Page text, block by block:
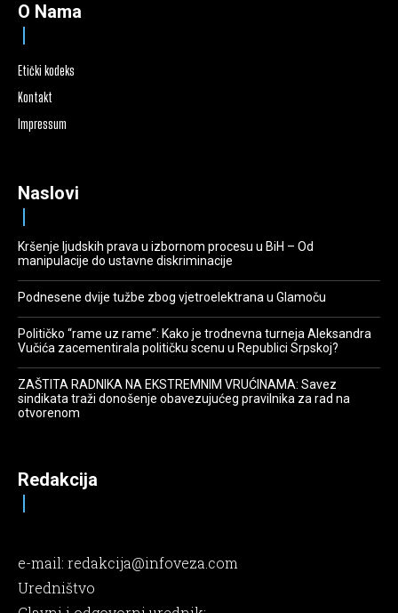
O Nama
Etički kodeks
Kontakt
Impressum
Naslovi
Kršenje ljudskih prava u izbornom procesu u BiH – Od
manipulacije do ustavne diskriminacije
Podnesene dvije tužbe zbog vjetroelektrana u Glamoču
Političko “rame uz rame”: Kako je trodnevna turneja Aleksandra
Vučića zacementirala političku scenu u Republici Srpskoj?
ZAŠTITA RADNIKA NA EKSTREMNIM VRUĆINAMA: Savez
sindikata traži donošenje obavezujućeg pravilnika za rad na
otvorenom
Redakcija
e-mail: redakcija@infoveza.com
Uredništvo